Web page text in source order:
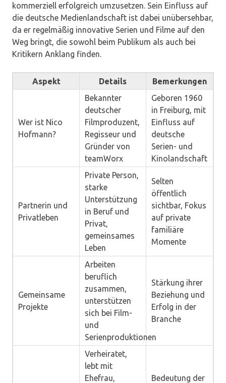
kommerziell erfolgreich umzusetzen. Sein Einfluss auf
die deutsche Medienlandschaft ist dabei unübersehbar,
da er regelmäßig innovative Serien und Filme auf den
Weg bringt, die sowohl beim Publikum als auch bei
Kritikern Anklang finden.
Aspekt Details Bemerkungen
Wer ist Nico
Hofmann?
Bekannter
deutscher
Filmproduzent,
Regisseur und
Gründer von
teamWorx
Geboren 1960
in Freiburg, mit
Einfluss auf
deutsche
Serien- und
Kinolandschaft
Partnerin und
Privatleben
Private Person,
starke
Unterstützung
in Beruf und
Privat,
gemeinsames
Leben
Selten
öffentlich
sichtbar, Fokus
auf private
familiäre
Momente
Gemeinsame
Projekte
Arbeiten
beruflich
zusammen,
unterstützen
sich bei Film-
und
Serienproduktionen
Stärkung ihrer
Beziehung und
Erfolg in der
Branche
Verheiratet,
lebt mit
Ehefrau,
Bedeutung der